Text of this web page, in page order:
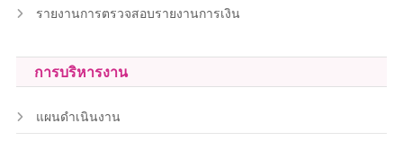
รายงานการตรวจสอบรายงานการเงิน
การบริหารงาน
แผนดำเนินงาน